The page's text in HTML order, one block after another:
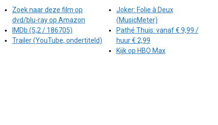
Zoek naar deze film op
dvd/blu-ray op Amazon
IMDb (5,2 / 186705)
Trailer (YouTube, ondertiteld)
Joker: Folie à Deux
(MusicMeter)
Pathé Thuis: vanaf € 9,99 /
huur € 2,99
Kijk op HBO Max